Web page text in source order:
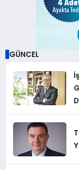
GÜNCEL